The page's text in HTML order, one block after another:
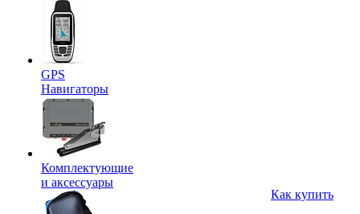
GPS
Навигаторы
Комплектующие
и аксессуары
Как купить